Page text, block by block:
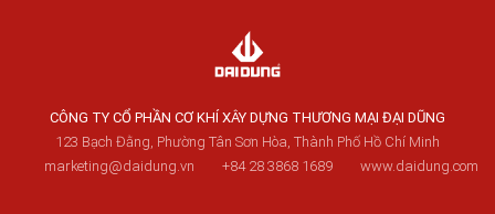
CÔNG TY CỔ PHẦN CƠ KHÍ XÂY DỰNG THƯƠNG MẠI ĐẠI DŨNG
123 Bạch Đằng, Phường Tân Sơn Hòa, Thành Phố Hồ Chí Minh
marketing@daidung.vn
+84 28 3868 1689 www.daidung.com